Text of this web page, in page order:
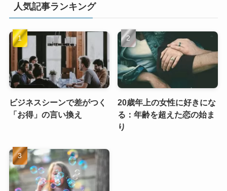
人気記事ランキング
ビジネスシーンで差がつく
「お得」の言い換え
20歳年上の女性に好きにな
る：年齢を超えた恋の始ま
り